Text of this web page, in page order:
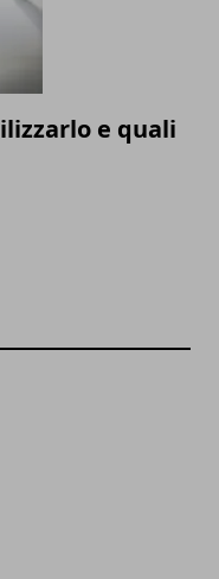
e quali